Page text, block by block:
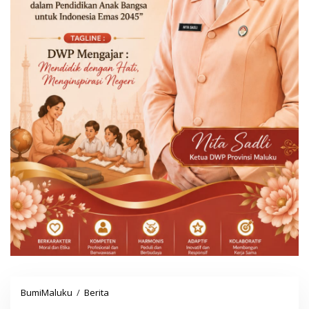
BumiMaluku / Berita